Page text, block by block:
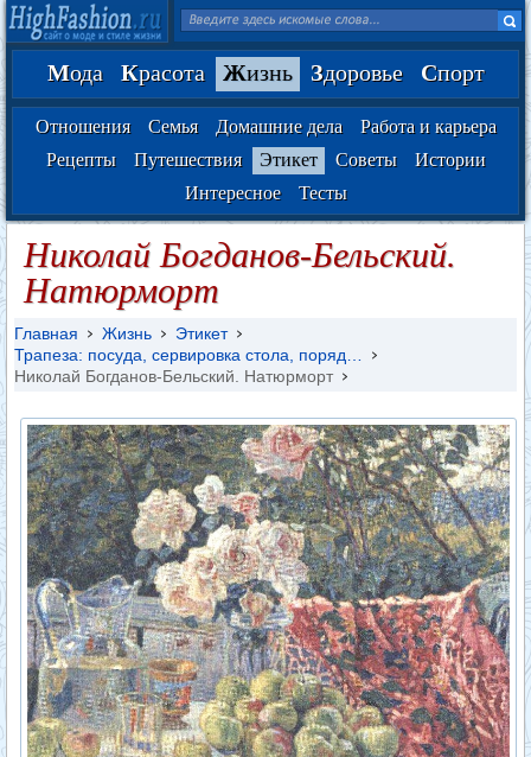
Мода Красота Жизнь Здоровье Спорт
Отношения Семья Домашние дела
Работа и карьера
Рецепты
Путешествия Этикет Советы
Истории
Интересное
Тесты
Николай Богданов-Бельский.
Натюрморт
Главная Жизнь
Этикет
Трапеза: посуда, сервировка стола, поряд…
Николай Богданов-Бельский. Натюрморт